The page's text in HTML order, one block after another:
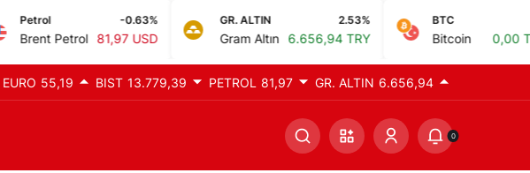
-0.63%
81,97 USD
GR. ALTIN 2.53%
Gram Altın 6.656,94 TRY
BTC
Bitcoin 0,00 TRY
EURO 55,19 BIST 13.779,39 PETROL 81,97 GR. ALTIN 6.656,94
0